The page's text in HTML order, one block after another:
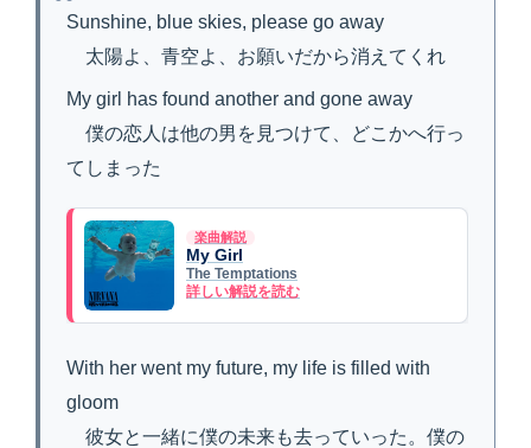
Sunshine, blue skies, please go away
太陽よ、青空よ、お願いだから消えてくれ
My girl has found another and gone away
僕の恋人は他の男を見つけて、どこかへ行っ
てしまった
楽曲解説
My Girl
The Temptations
詳しい解説を読む
With her went my future, my life is filled with
gloom
彼女と一緒に僕の未来も去っていった。僕の